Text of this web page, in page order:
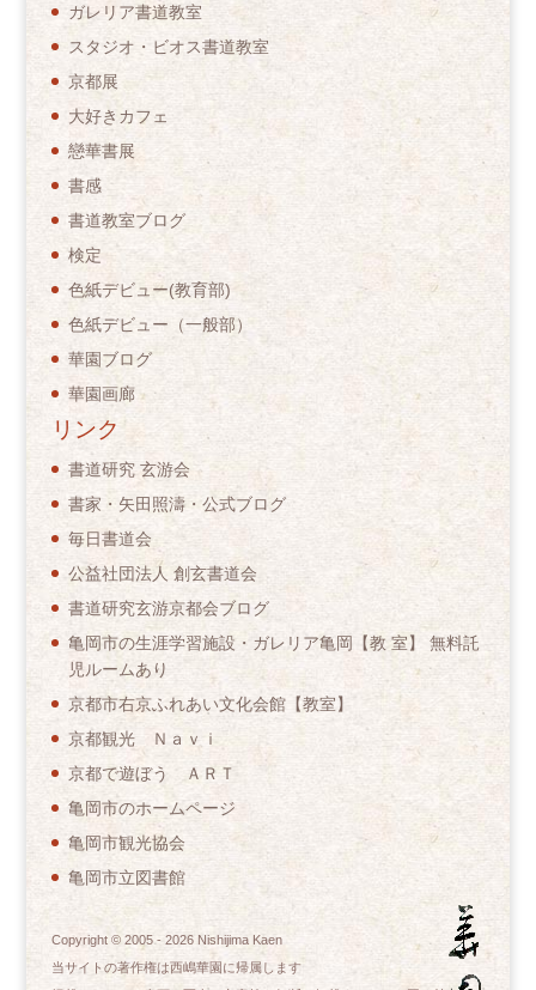
ガレリア書道教室
スタジオ・ビオス書道教室
京都展
大好きカフェ
戀華書展
書感
書道教室ブログ
検定
色紙デビュー(教育部)
色紙デビュー（一般部）
華園ブログ
華園画廊
リンク
書道研究 玄游会
書家・矢田照濤・公式ブログ
毎日書道会
公益社団法人 創玄書道会
書道研究玄游京都会ブログ
亀岡市の生涯学習施設・ガレリア亀岡【教 室】 無料託
児ルームあり
京都市右京ふれあい文化会館【教室】
京都観光 Ｎａｖｉ
京都で遊ぼう ＡＲＴ
亀岡市のホームページ
亀岡市観光協会
亀岡市立図書館
Copyright © 2005 - 2026Nishijima Kaen
当サイトの著作権は西嶋華園に帰属します